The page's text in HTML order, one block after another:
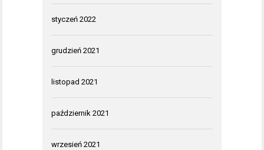
styczeń 2022
grudzień 2021
listopad 2021
październik 2021
wrzesień 2021